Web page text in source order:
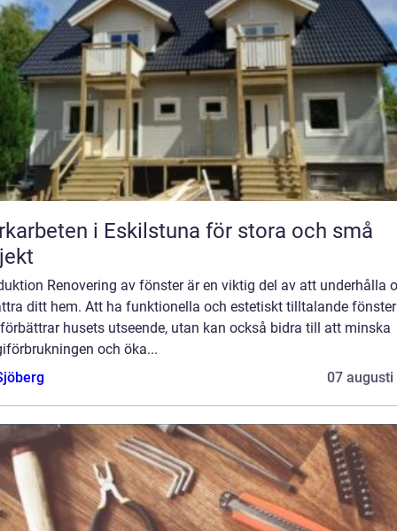
i Eskilstuna för stora och små
Renovering av fönster är en viktig del av att underhålla
ditt hem. Att ha funktionella och estetiskt tilltalande
husets utseende, utan kan också bidra till att minska
och öka...
07 augusti